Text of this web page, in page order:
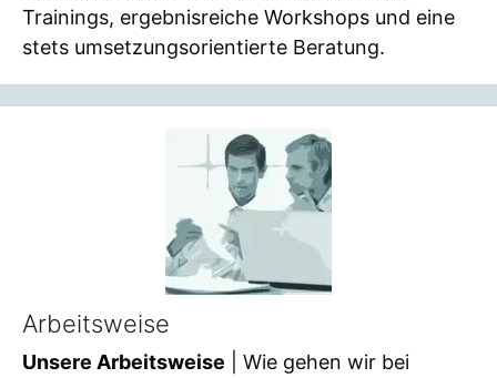
Trainings, ergebnisreiche Workshops und eine
stets umsetzungsorientierte Beratung.
Arbeitsweise
Unsere Arbeitsweise | Wie gehen wir bei